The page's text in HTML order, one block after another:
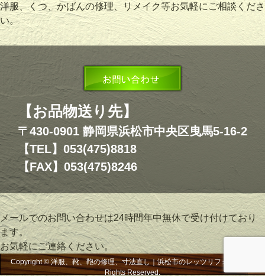
洋服、くつ、かばんの修理、リメイク等お気軽にご相談くださ
い。
【お品物送り先】
〒430-0901 静岡県浜松市中央区曳馬5-16-2
【TEL】053(475)8818
【FAX】053(475)8246
メールでのお問い合わせは24時間年中無休で受け付けており
ます。
お気軽にご連絡ください。
Copyright © 洋服、靴、鞄の修理、寸法直し｜浜松市のレッツリフォーム, All
Rights Reserved.